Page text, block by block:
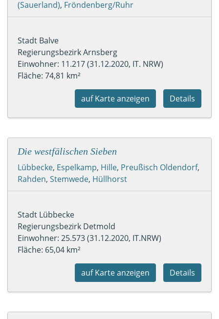
(Sauerland), Fröndenberg/Ruhr
Stadt Balve
Regierungsbezirk Arnsberg
Einwohner: 11.217 (31.12.2020, IT. NRW)
Fläche: 74,81 km²
Details
auf Karte anzeigen
Die westfälischen Sieben
Lübbecke, Espelkamp, Hille, Preußisch Oldendorf,
Rahden, Stemwede, Hüllhorst
Stadt Lübbecke
Regierungsbezirk Detmold
Einwohner: 25.573 (31.12.2020, IT.NRW)
Fläche: 65,04 km²
Details
auf Karte anzeigen